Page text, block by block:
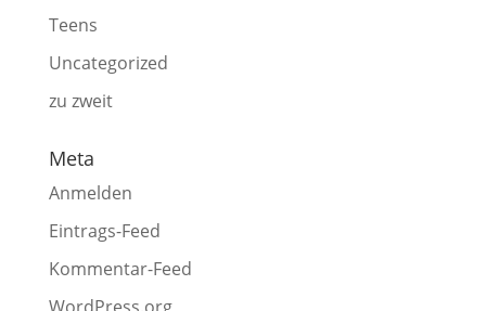
Teens
Uncategorized
zu zweit
Meta
Anmelden
Eintrags-Feed
Kommentar-Feed